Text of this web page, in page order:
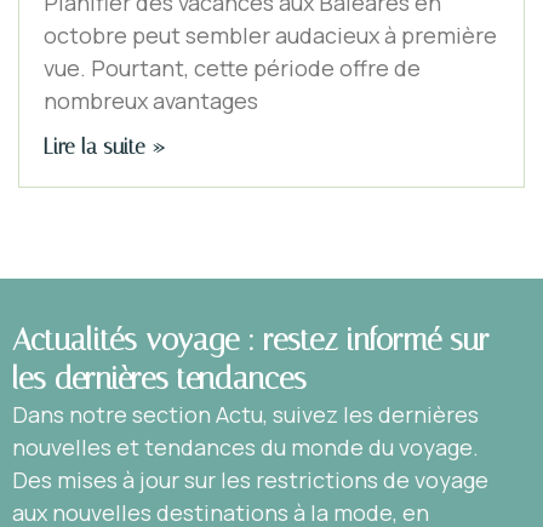
octobre peut sembler audacieux à première
vue. Pourtant, cette période offre de
nombreux avantages
Lire la suite »
Actualités voyage : restez informé sur
les dernières tendances
Dans notre section Actu, suivez les dernières
nouvelles et tendances du monde du voyage.
Des mises à jour sur les restrictions de voyage
aux nouvelles destinations à la mode, en